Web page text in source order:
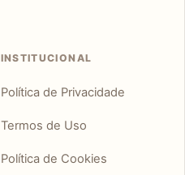
INSTITUCIONAL
Política de Privacidade
Termos de Uso
Política de Cookies